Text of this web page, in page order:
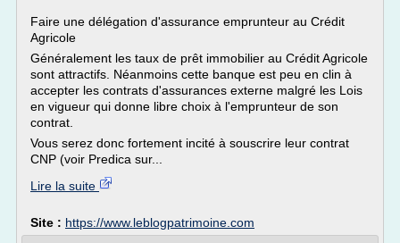
Faire une délégation d'assurance emprunteur au Crédit
Agricole
Généralement les taux de prêt immobilier au Crédit Agricole
sont attractifs. Néanmoins cette banque est peu en clin à
accepter les contrats d'assurances externe malgré les Lois
en vigueur qui donne libre choix à l'emprunteur de son
contrat.
Vous serez donc fortement incité à souscrire leur contrat
CNP (voir Predica sur...
Lire la suite
Site : https://www.leblogpatrimoine.com